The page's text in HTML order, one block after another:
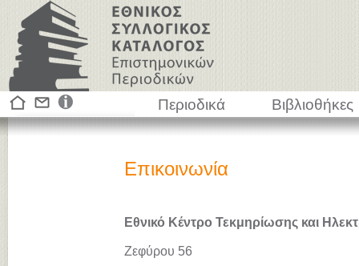
Περιοδικά Βιβλιοθήκες
Επικοινωνία
Εθνικό Κέντρο Τεκμηρίωσης και
Ζεφύρου 56